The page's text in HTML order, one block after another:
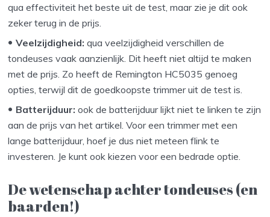
qua effectiviteit het beste uit de test, maar zie je dit ook
zeker terug in de prijs.
Veelzijdigheid: qua veelzijdigheid verschillen de
tondeuses vaak aanzienlijk. Dit heeft niet altijd te maken
met de prijs. Zo heeft de Remington HC5035 genoeg
opties, terwijl dit de goedkoopste trimmer uit de test is.
Batterijduur: ook de batterijduur lijkt niet te linken te zijn
aan de prijs van het artikel. Voor een trimmer met een
lange batterijduur, hoef je dus niet meteen flink te
investeren. Je kunt ook kiezen voor een bedrade optie.
De wetenschap achter tondeuses (en
baarden!)